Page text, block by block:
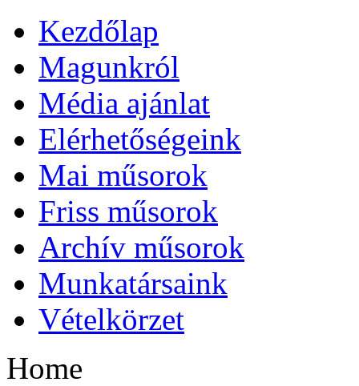
Kezdőlap
Magunkról
Média ajánlat
Elérhetőségeink
Mai műsorok
Friss műsorok
Archív műsorok
Munkatársaink
Vételkörzet
Home